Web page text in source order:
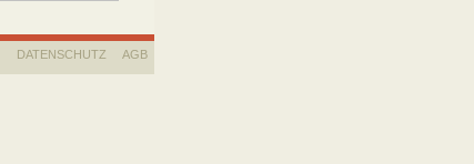
DATENSCHUTZ AGB